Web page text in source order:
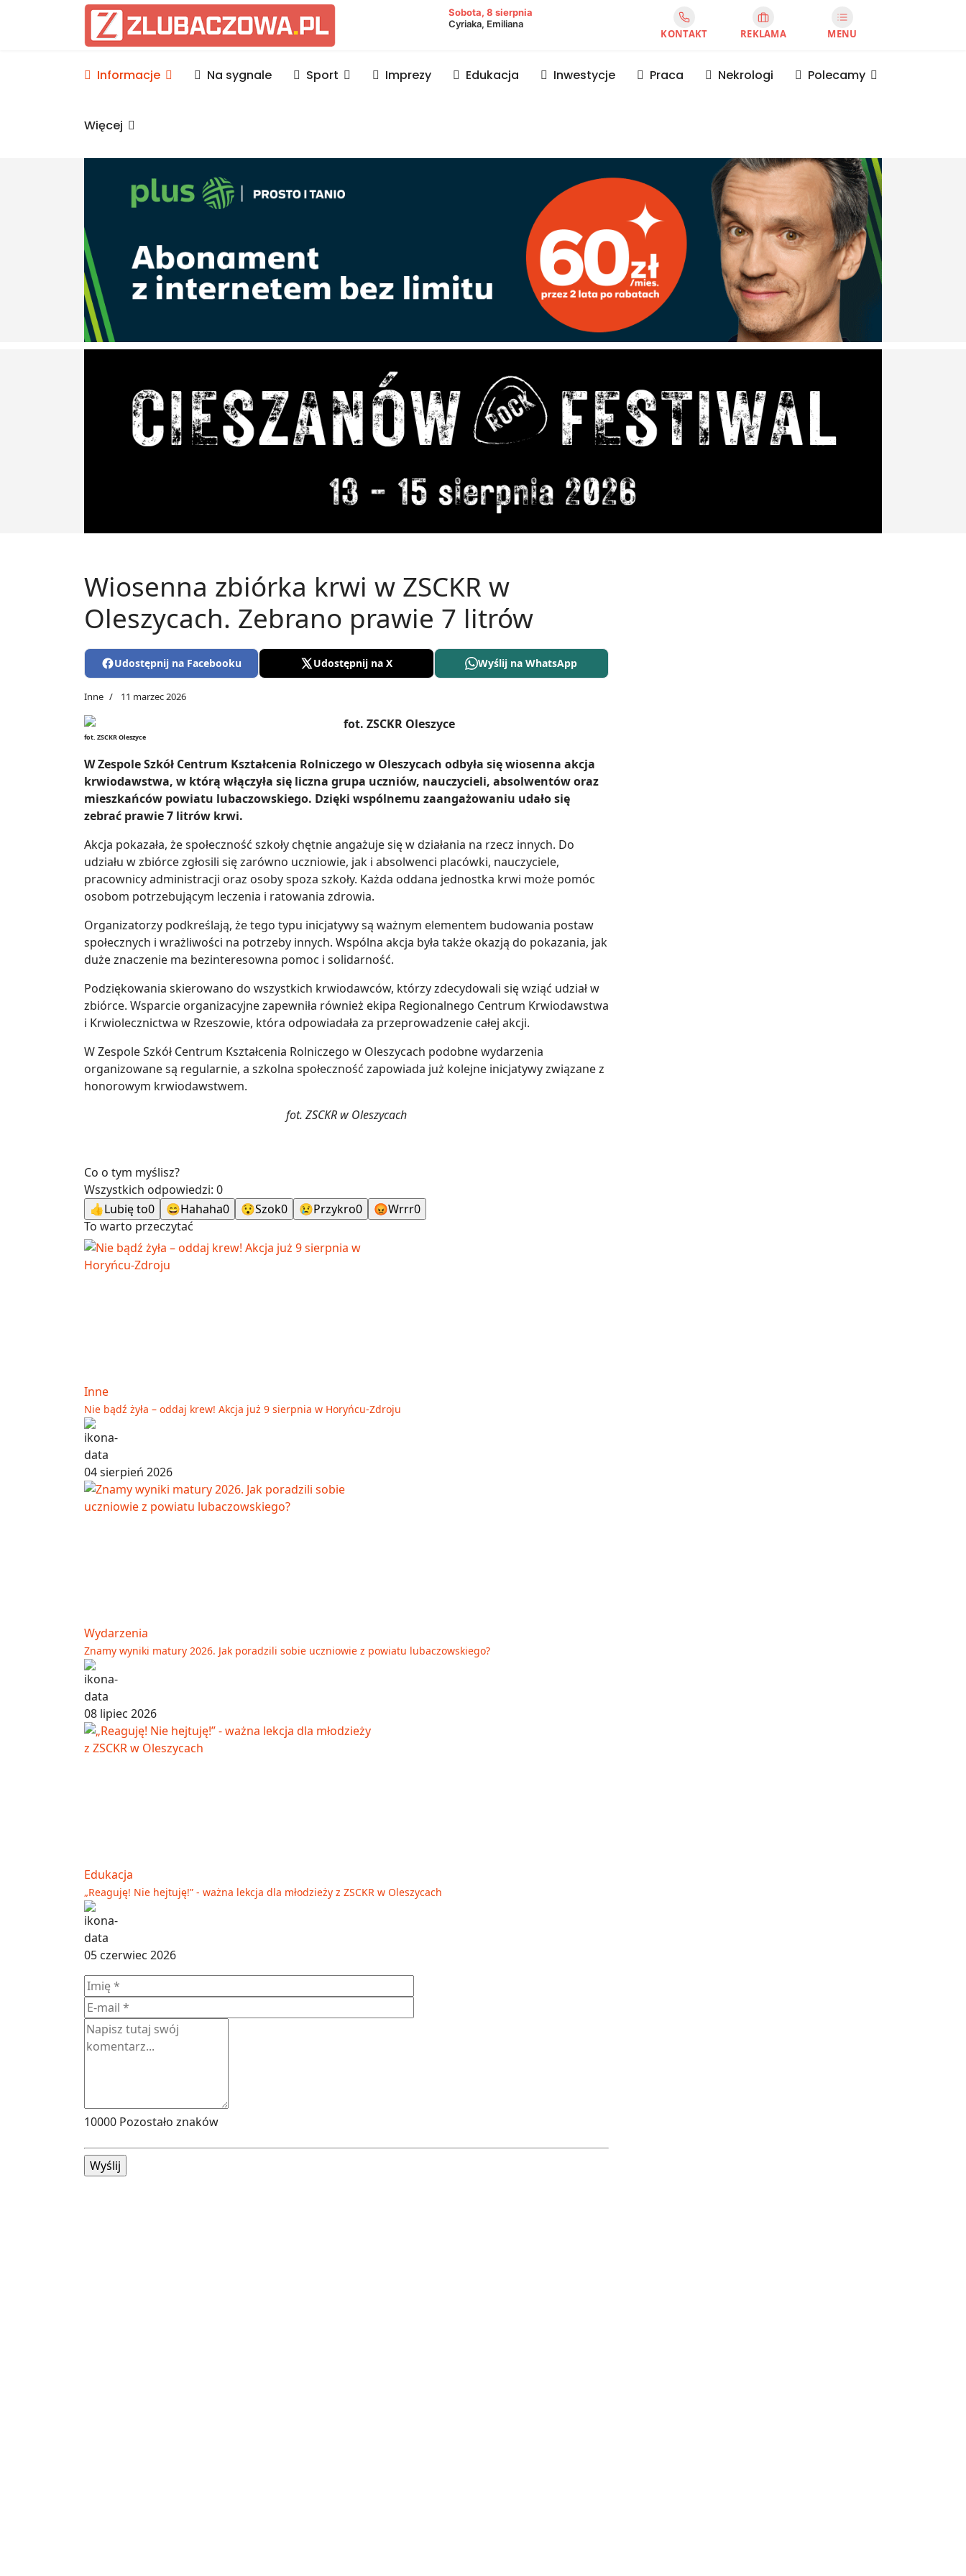
Informacje Lubaczów, powiat lubaczowski
Sobota, 8 sierpnia
Cyriaka, Emiliana
KONTAKT REKLAMA MENU
Informacje Na sygnale Sport Imprezy Edukacja Inwestycje Praca Nekrologi Polecamy
Więcej
Wiosenna zbiórka krwi w ZSCKR w
Oleszycach. Zebrano prawie 7 litrów
Udostępnij na Facebooku Udostępnij na X Wyślij na WhatsApp
Inne 11 marzec 2026
fot. ZSCKR Oleszyce
W Zespole Szkół Centrum Kształcenia Rolniczego w Oleszycach odbyła się wiosenna akcja
krwiodawstwa, w którą włączyła się liczna grupa uczniów, nauczycieli, absolwentów oraz
mieszkańców powiatu lubaczowskiego. Dzięki wspólnemu zaangażowaniu udało się
zebrać prawie 7 litrów krwi.
Akcja pokazała, że społeczność szkoły chętnie angażuje się w działania na rzecz innych. Do
udziału w zbiórce zgłosili się zarówno uczniowie, jak i absolwenci placówki, nauczyciele,
pracownicy administracji oraz osoby spoza szkoły. Każda oddana jednostka krwi może pomóc
osobom potrzebującym leczenia i ratowania zdrowia.
Organizatorzy podkreślają, że tego typu inicjatywy są ważnym elementem budowania postaw
społecznych i wrażliwości na potrzeby innych. Wspólna akcja była także okazją do pokazania, jak
duże znaczenie ma bezinteresowna pomoc i solidarność.
Podziękowania skierowano do wszystkich krwiodawców, którzy zdecydowali się wziąć udział w
zbiórce. Wsparcie organizacyjne zapewniła również ekipa Regionalnego Centrum Krwiodawstwa
i Krwiolecznictwa w Rzeszowie, która odpowiadała za przeprowadzenie całej akcji.
W Zespole Szkół Centrum Kształcenia Rolniczego w Oleszycach podobne wydarzenia
organizowane są regularnie, a szkolna społeczność zapowiada już kolejne inicjatywy związane z
honorowym krwiodawstwem.
fot. ZSCKR w Oleszycach
Co o tym myślisz?
Wszystkich odpowiedzi: 0
👍Lubię to0 😄Hahaha0 😯Szok0 😢Przykro0 😡Wrrr0
To warto przeczytać
Inne
Nie bądź żyła – oddaj krew! Akcja już 9 sierpnia w Horyńcu-Zdroju
04 sierpień 2026
Wydarzenia
Znamy wyniki matury 2026. Jak poradzili sobie uczniowie z powiatu lubaczowskiego?
08 lipiec 2026
Edukacja
„Reaguję! Nie hejtuję!” - ważna lekcja dla młodzieży z ZSCKR w Oleszycach
05 czerwiec 2026
10000 Pozostało znaków
Wyślij